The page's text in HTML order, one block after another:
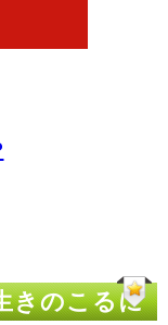
きのこるに